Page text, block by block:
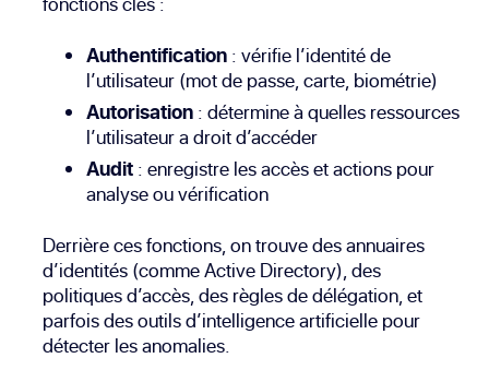
Authentification : vérifie l’identité de
l’utilisateur (mot de passe, carte, biométrie)
Autorisation : détermine à quelles ressources
l’utilisateur a droit d’accéder
Audit : enregistre les accès et actions pour
analyse ou vérification
Derrière ces fonctions, on trouve des annuaires
d’identités (comme Active Directory), des
politiques d’accès, des règles de délégation, et
parfois des outils d’intelligence artificielle pour
détecter les anomalies.